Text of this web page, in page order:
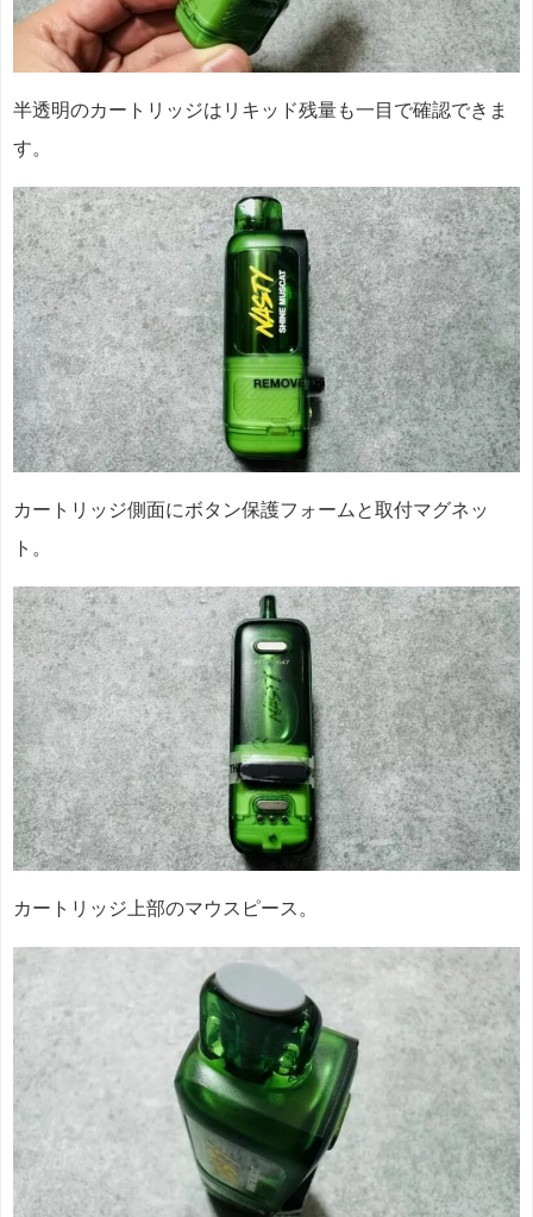
半透明のカートリッジはリキッド残量も一目で確認できま
す。
カートリッジ側面にボタン保護フォームと取付マグネッ
ト。
カートリッジ上部のマウスピース。